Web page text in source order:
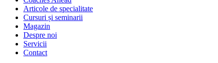
Articole de specialitate
Cursuri și seminarii
Magazin
Despre noi
Servicii
Contact